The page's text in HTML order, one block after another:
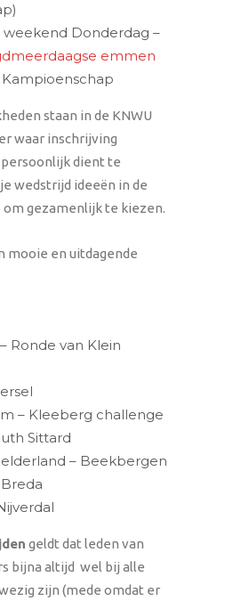
Donderdag –
emmen
staan in de KNWU
waar inschrijving
dient te
wedstrijd ideeën in de
om gezamenlijk te kiezen.
mooie en uitdagende
Ronde van Klein
– Kleeberg challenge
Sittard
– Beekbergen
geldt dat leden van
bijna altijd wel bij alle
zijn (mede omdat er